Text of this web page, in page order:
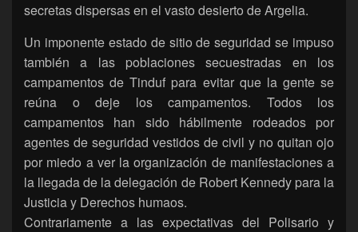
secretas dispersas en el vasto desierto de Argelia.
Un imponente estado de sitio de seguridad se impuso
también a las poblaciones secuestradas en los
campamentos de Tinduf para evitar que la gente se
reúna o deje los campamentos. Todos los
campamentos han sido hábilmente rodeados por
agentes de seguridad vestidos de civil y no quitan ojo
por miedo a ver la organización de manifestaciones a
la llegada de la delegación de Robert Kennedy para la
Justicia y Derechos humaos.
Contrariamente a las expectativas del Polisario y